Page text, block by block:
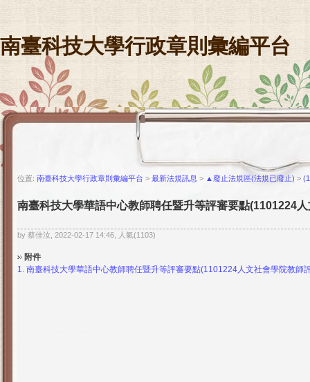
南臺科技大學行政章則彙編平台
位置: 南臺科技大學行政章則彙編平台 > 最新法規訊息 > ▲廢止法規區(法規已廢止) >
南臺科技大學華語中心教師聘任暨升等評審要點(1101224
by 蔡佳汝, 2022-02-17 14:46, 人氣(1103)
附件
1. 南臺科技大學華語中心教師聘任暨升等評審要點(1101224人文社會學院教師